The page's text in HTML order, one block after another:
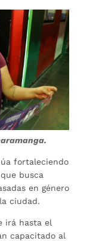
fortaleciendo
busca
en género
ciudad.
irá hasta el
capacitado al